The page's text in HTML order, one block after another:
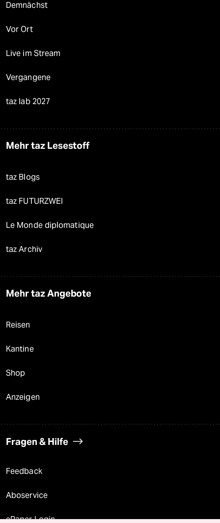
Demnächst
Vor Ort
Live im Stream
Vergangene
taz lab 2027
Mehr taz Lesestoff
taz Blogs
taz FUTURZWEI
Le Monde diplomatique
taz Archiv
Mehr taz Angebote
Reisen
Kantine
Shop
Anzeigen
Fragen & Hilfe
Feedback
Aboservice
ePaper Login